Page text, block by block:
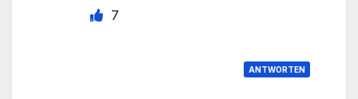
7
ANTWORTEN